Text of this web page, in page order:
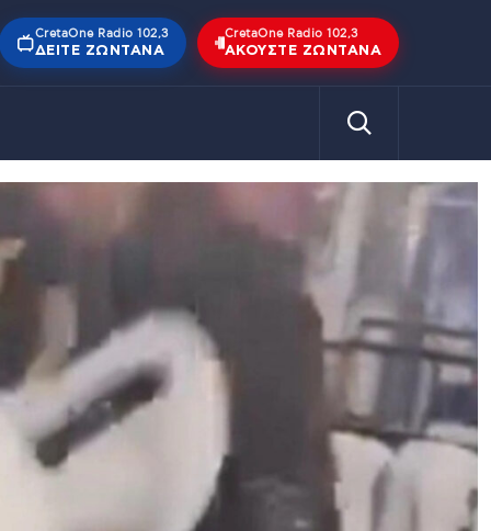
CretaOne Radio 102,3
ΔΕΊΤΕ ΖΩΝΤΑΝΆ
CretaOne Radio 102,3
ΑΚΟΎΣΤΕ ΖΩΝΤΑΝΆ